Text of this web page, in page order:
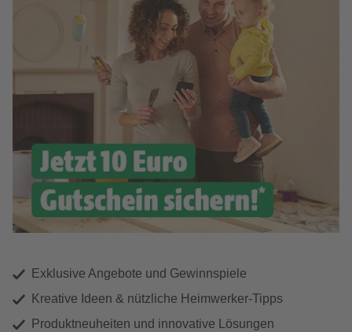
Exklusive Angebote und Gewinnspiele
Kreative Ideen & nützliche Heimwerker-Tipps
Produktneuheiten und innovative Lösungen